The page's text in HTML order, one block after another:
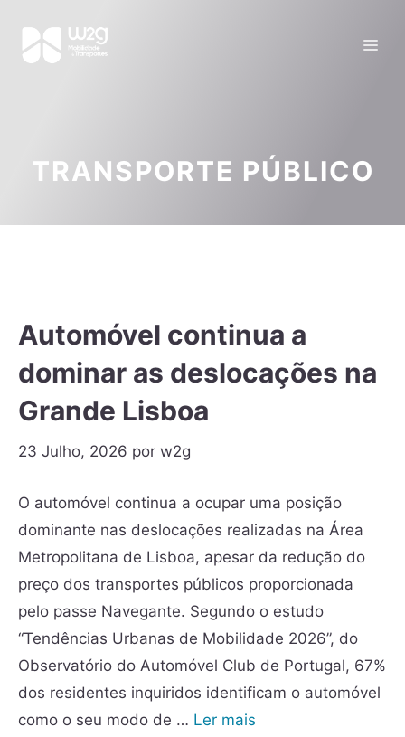
TRANSPORTE PÚBLICO
Automóvel continua a
dominar as deslocações na
Grande Lisboa
23 Julho, 2026 por w2g
O automóvel continua a ocupar uma posição
dominante nas deslocações realizadas na Área
Metropolitana de Lisboa, apesar da redução do
preço dos transportes públicos proporcionada
pelo passe Navegante. Segundo o estudo
“Tendências Urbanas de Mobilidade 2026”, do
Observatório do Automóvel Club de Portugal, 67%
dos residentes inquiridos identificam o automóvel
como o seu modo de … Ler mais